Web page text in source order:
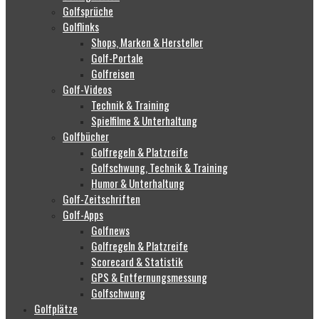
Golfsprüche
Golflinks
Shops, Marken & Hersteller
Golf-Portale
Golfreisen
Golf-Videos
Technik & Training
Spielfilme & Unterhaltung
Golfbücher
Golfregeln & Platzreife
Golfschwung, Technik & Training
Humor & Unterhaltung
Golf-Zeitschriften
Golf-Apps
Golfnews
Golfregeln & Platzreife
Scorecard & Statistik
GPS & Entfernungsmessung
Golfschwung
Golfplätze